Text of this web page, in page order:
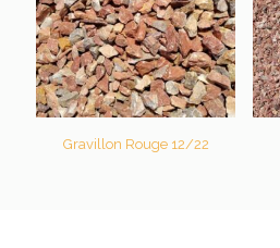
Gravillon Rouge 12/22